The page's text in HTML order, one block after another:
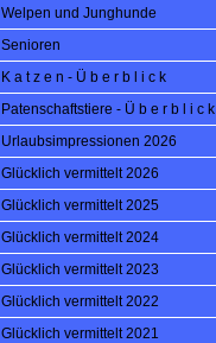
Welpen und Junghunde
Senioren
K a t z e n - Ü b e r b l i c k
Patenschaftstiere - Ü b e r b l i c k
Urlaubsimpressionen 2026
Glücklich vermittelt 2026
Glücklich vermittelt 2025
Glücklich vermittelt 2024
Glücklich vermittelt 2023
Glücklich vermittelt 2022
Glücklich vermittelt 2021